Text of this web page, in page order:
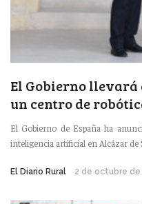
El Gobierno llevará
un centro de
El Gobierno de España ha
inteligencia artificial en Alcázar de
El Diario Rural 2 de octubre de